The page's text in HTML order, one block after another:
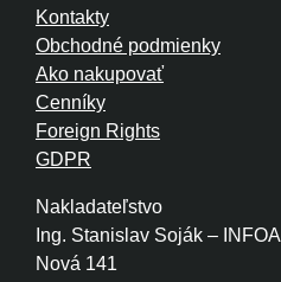
Nakladateľstvo
Ing. Stanislav Soják – INFOA
Nová 141
Kontakty
Obchodné podmienky
Ako nakupovať
Cenníky
Foreign Rights
GDPR